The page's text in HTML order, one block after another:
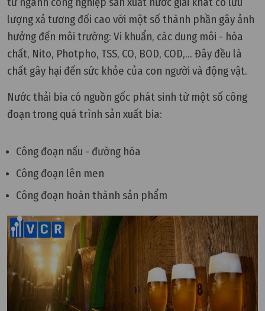
lượng xả tương đối cao với một số thành phần gây ảnh
hưởng đến môi trường: Vi khuẩn, các dung môi - hóa
chất, Nito, Photpho, TSS, CO, BOD, COD,... Đây đều là
chất gây hại đến sức khỏe của con người và động vật.
Nước thải bia có nguồn gốc phát sinh từ một số công
đoạn trong quá trình sản xuất bia:
Công đoạn nấu - đường hóa
Công đoạn lên men
Công đoạn hoàn thành sản phẩm